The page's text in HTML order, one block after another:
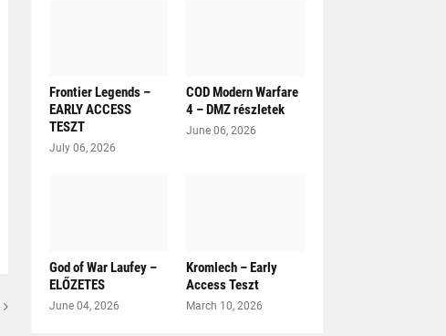
Frontier Legends –
EARLY ACCESS
TESZT
July 06, 2026
COD Modern Warfare
4 – DMZ részletek
June 06, 2026
God of War Laufey –
ELŐZETES
June 04, 2026
Kromlech – Early
Access Teszt
March 10, 2026